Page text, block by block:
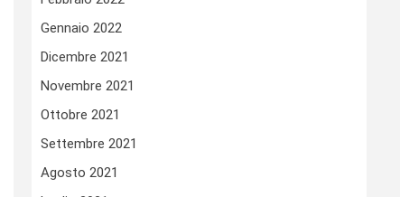
Gennaio 2022
Dicembre 2021
Novembre 2021
Ottobre 2021
Settembre 2021
Agosto 2021